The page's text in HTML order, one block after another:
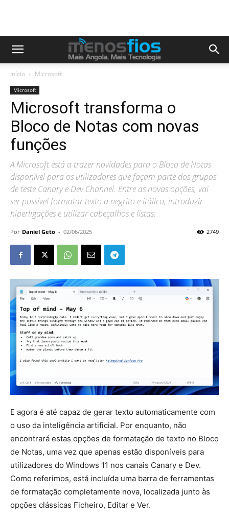
Início Microsoft
Microsoft
Microsoft transforma o
Bloco de Notas com novas
funções
A Microsoft está a trazer novidades para o Bloco de Notas
disponível para os utilizadores que façam parte dos grupos
de teste Canary e Dev Channel. Entre as novas opções, vai
ser possível formatar texto a negrito e itálico, introduzir
hiperligações e utilizar cabeçalhos e listas.
Por Daniel Geto - 02/06/2025 2749
E agora é até capaz de gerar texto automaticamente com
o uso da inteligência artificial. Por enquanto, não
encontrará estas opções de formatação de texto no Bloco
de Notas, uma vez que apenas estão disponíveis para
utilizadores do Windows 11 nos canais Canary e Dev.
Como referimos, está incluída uma barra de ferramentas
de formatação completamente nova, localizada junto às
opções clássicas Ficheiro, Editar e Ver.